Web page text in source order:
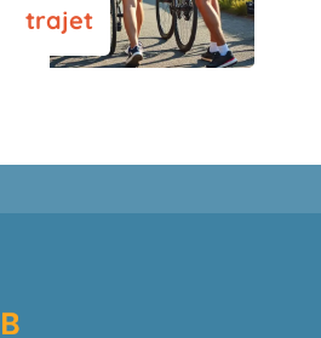
trajet